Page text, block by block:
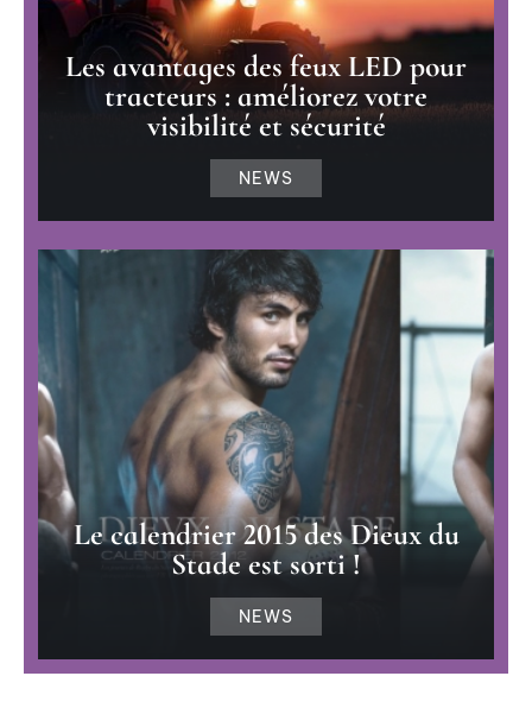
Les avantages des feux LED pour
tracteurs : améliorez votre
visibilité et sécurité
NEWS
Le calendrier 2015 des Dieux du
Stade est sorti !
NEWS